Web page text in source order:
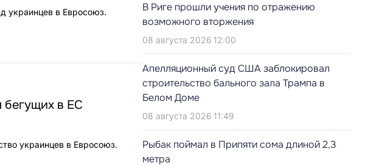
украинцев в Евросоюз.
бегущих в ЕС
украинцев в Евросоюз.
В Риге прошли учения по отражению
возможного вторжения
08 августа 2026 12:00
Апелляционный суд США заблокировал
строительство бального зала Трампа в
Белом Доме
08 августа 2026 11:49
Рыбак поймал в Припяти сома длиной 2,3
метра